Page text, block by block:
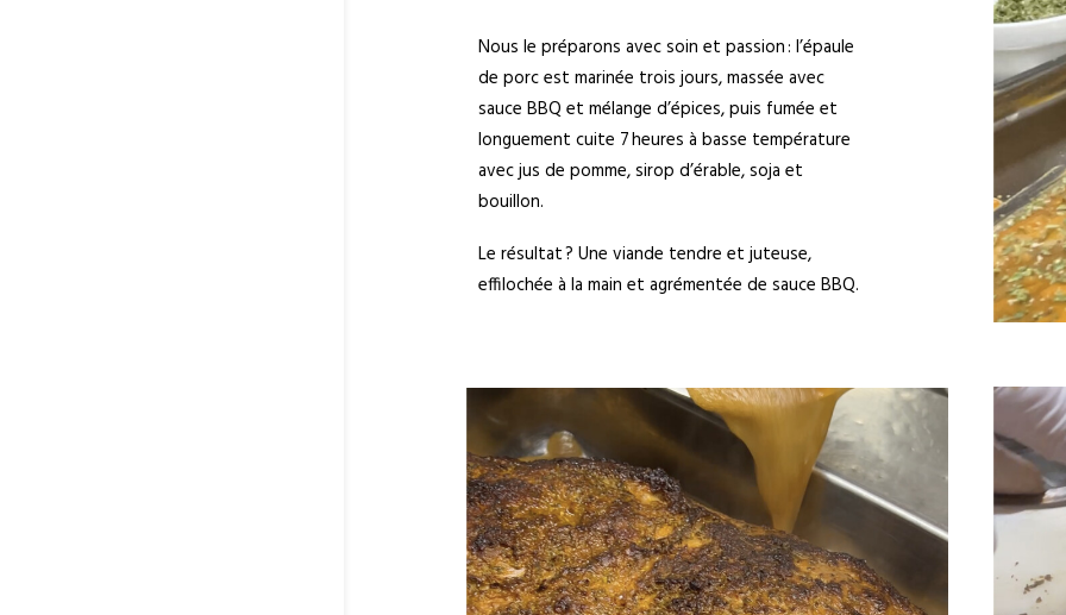
Nous le préparons avec soin et passion : l’épaule
de porc est marinée trois jours, massée avec
sauce BBQ et mélange d’épices, puis fumée et
longuement cuite 7 heures à basse température
avec jus de pomme, sirop d’érable, soja et
bouillon.
Le résultat ? Une viande tendre et juteuse,
effilochée à la main et agrémentée de sauce BBQ.